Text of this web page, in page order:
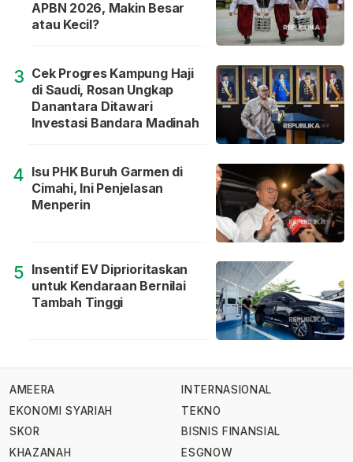
APBN 2026, Makin Besar
atau Kecil?
3 Cek Progres Kampung Haji
di Saudi, Rosan Ungkap
Danantara Ditawari
Investasi Bandara Madinah
4 Isu PHK Buruh Garmen di
Cimahi, Ini Penjelasan
Menperin
5 Insentif EV Diprioritaskan
untuk Kendaraan Bernilai
Tambah Tinggi
AMEERA
EKONOMI SYARIAH
SKOR
KHAZANAH
INTERNASIONAL
TEKNO
BISNIS FINANSIAL
ESGNOW